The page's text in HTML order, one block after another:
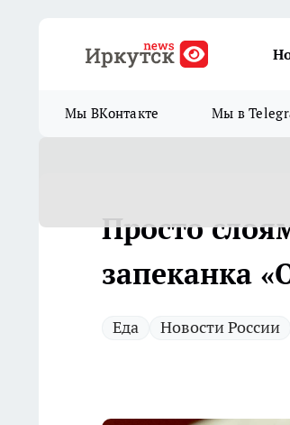
Мы ВКонтакте Мы в
Просто
запеканка
Еда Новости России